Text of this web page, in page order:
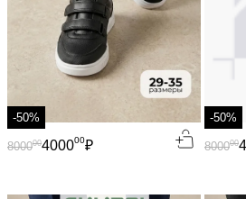
-50%
400000₽
800000
-50%
800000